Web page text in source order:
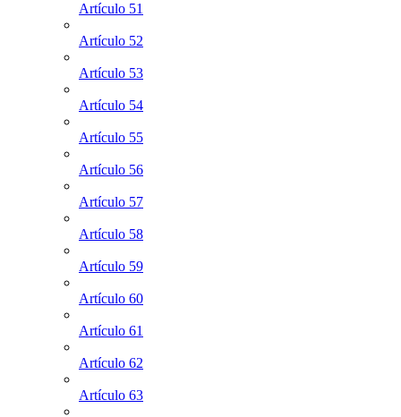
Artículo 51
Artículo 52
Artículo 53
Artículo 54
Artículo 55
Artículo 56
Artículo 57
Artículo 58
Artículo 59
Artículo 60
Artículo 61
Artículo 62
Artículo 63